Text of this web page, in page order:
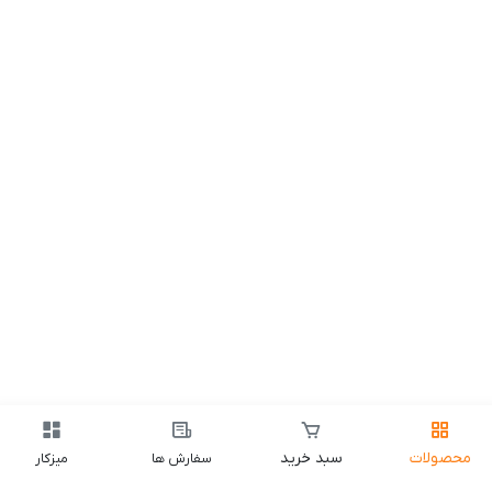
محصولات سبد خرید سفارش ها میزکار